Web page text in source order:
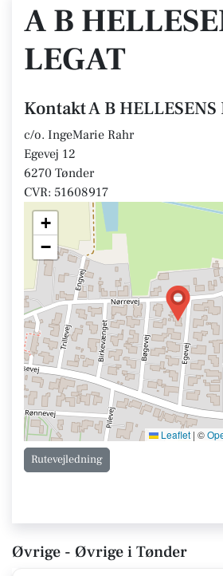
A B
LEGAT
Kontakt A B HELLESENS
c/o. IngeMarie Rahr
Egevej 12
6270 Tønder
CVR: 51608917
+
−
Leaflet | ©
Rutevejledning
Øvrige - Øvrige i Tønder